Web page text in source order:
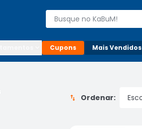
Buscar produtos
Cupons Mais Vendidos
Ordenar: